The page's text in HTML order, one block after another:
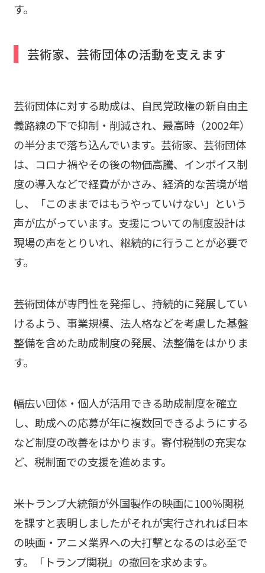
す。
芸術家、芸術団体の活動を支えます
芸術団体に対する助成は、自民党政権の新自由主
義路線の下で抑制・削減され、最高時（2002年）
の半分まで落ち込んでいます。芸術家、芸術団体
は、コロナ禍やその後の物価高騰、インボイス制
度の導入などで経費がかさみ、経済的な苦境が増
し、「このままではもうやっていけない」という
声が広がっています。支援についての制度設計は
現場の声をとりいれ、継続的に行うことが必要で
す。
――芸術団体が専門性を発揮し、持続的に発展してい
けるよう、事業規模、法人格などを考慮した基盤
整備を含めた助成制度の発展、法整備をはかりま
す。
――幅広い団体・個人が活用できる助成制度を確立
し、助成への応募が年に複数回できるようにする
など制度の改善をはかります。寄付税制の充実な
ど、税制面での支援を進めます。
――米トランプ大統領が外国製作の映画に100％関税
を課すと表明しましたがそれが実行されれば日本
の映画・アニメ業界への大打撃となるのは必至で
す。「トランプ関税」の撤回を求めます。